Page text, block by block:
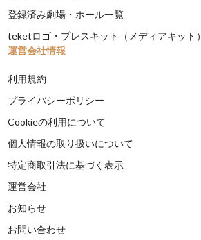
登録済み劇場・ホール一覧
teketロゴ・プレスキット（メディアキット）
運営会社情報
利用規約
プライバシーポリシー
Cookieの利用について
個人情報の取り扱いについて
特定商取引法に基づく表示
運営会社
お知らせ
お問い合わせ